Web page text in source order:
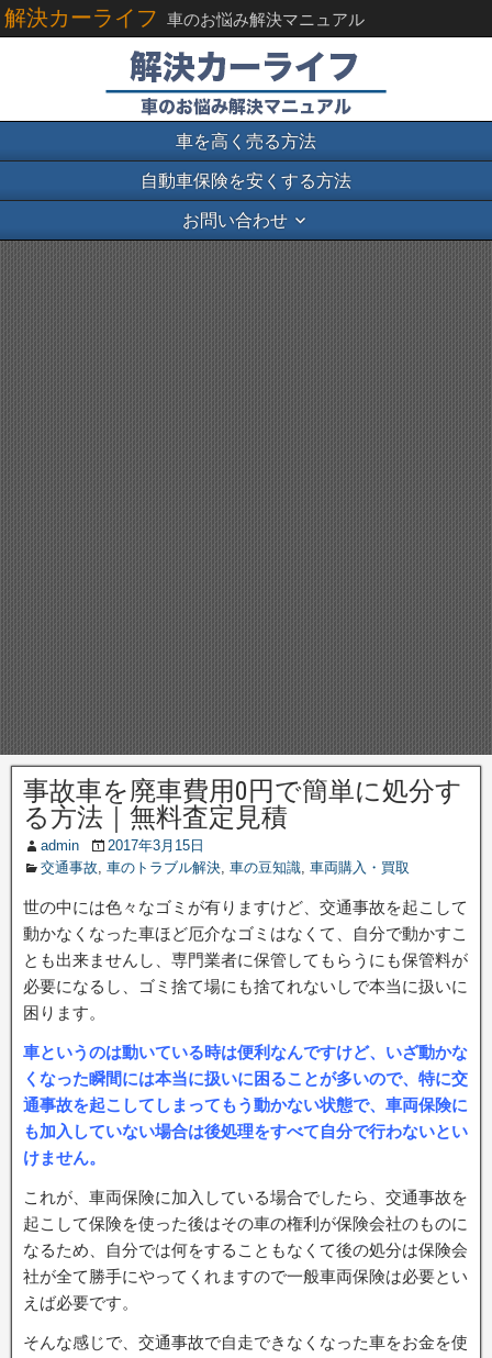
解決カーライフ 車のお悩み解決マニュアル
車を高く売る方法
自動車保険を安くする方法
お問い合わせ
事故車を廃車費用0円で簡単に処分す
る方法｜無料査定見積
admin
2017年3月15日
交通事故, 車のトラブル解決, 車の豆知識, 車両購入・買取
世の中には色々なゴミが有りますけど、交通事故を起こして
動かなくなった車ほど厄介なゴミはなくて、自分で動かすこ
とも出来ませんし、専門業者に保管してもらうにも保管料が
必要になるし、ゴミ捨て場にも捨てれないしで本当に扱いに
困ります。
車というのは動いている時は便利なんですけど、いざ動かな
くなった瞬間には本当に扱いに困ることが多いので、特に交
通事故を起こしてしまってもう動かない状態で、車両保険に
も加入していない場合は後処理をすべて自分で行わないとい
けません。
これが、車両保険に加入している場合でしたら、交通事故を
起こして保険を使った後はその車の権利が保険会社のものに
なるため、自分では何をすることもなくて後の処分は保険会
社が全て勝手にやってくれますので一般車両保険は必要とい
えば必要です。
そんな感じで、交通事故で自走できなくなった車をお金を使